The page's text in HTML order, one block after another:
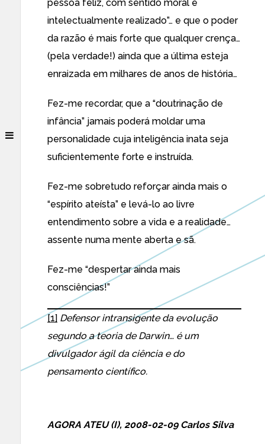
pessoa feliz, com sentido moral e
intelectualmente realizado”… e que o poder
da razão é mais forte que qualquer crença…
(pela verdade!) ainda que a última esteja
enraizada em milhares de anos de história…
Fez-me recordar, que a “doutrinação de
infância” jamais poderá moldar uma
personalidade cuja inteligência inata seja
suficientemente forte e instruída.
Fez-me sobretudo reforçar ainda mais o
“espírito ateísta” e levá-lo ao livre
entendimento sobre a vida e a realidade…
assente numa mente aberta e sã.
Fez-me “despertar ainda mais
consciências!”
[1] Defensor intransigente da evolução
segundo a teoria de Darwin… é um
divulgador ágil da ciência e do
pensamento científico.
AGORA ATEU (I), 2008-02-09 Carlos Silva